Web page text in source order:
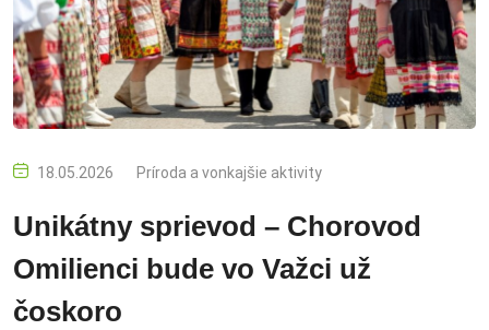
18.05.2026 Príroda a vonkajšie aktivity
Unikátny sprievod – Chorovod
Omilienci bude vo Važci už
čoskoro